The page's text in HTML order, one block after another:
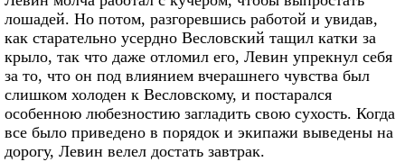
лошадей. Но потом, разгоревшись работой и увидав,
как старательно усердно Весловский тащил катки за
крыло, так что даже отломил его, Левин упрекнул себя
за то, что он под влиянием вчерашнего чувства был
слишком холоден к Весловскому, и постарался
особенною любезностию загладить свою сухость. Когда
все было приведено в порядок и экипажи выведены на
дорогу, Левин велел достать завтрак.